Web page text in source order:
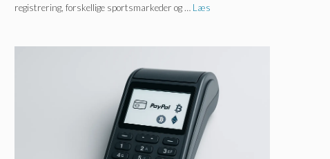
registrering, forskellige sportsmarkeder og … Læs